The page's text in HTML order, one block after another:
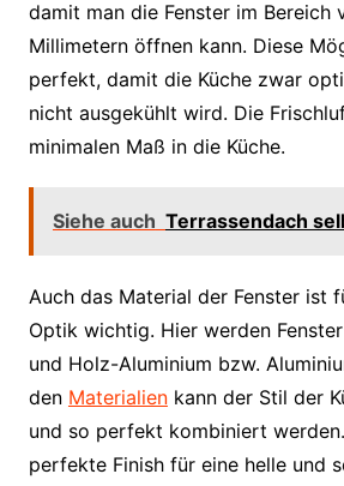
damit man die Fenster im Bereich
Millimetern öffnen kann. Diese
perfekt, damit die Küche zwar
nicht ausgekühlt wird. Die
minimalen Maß in die Küche.
Siehe auch Terrassendach
Auch das Material der Fenster ist
Optik wichtig. Hier werden
und Holz-Aluminium bzw.
den Materialienkann der Stil der
und so perfekt kombiniert
perfekte Finish für eine helle und